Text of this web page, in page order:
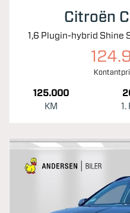
Citroën
125.000
KM
1.